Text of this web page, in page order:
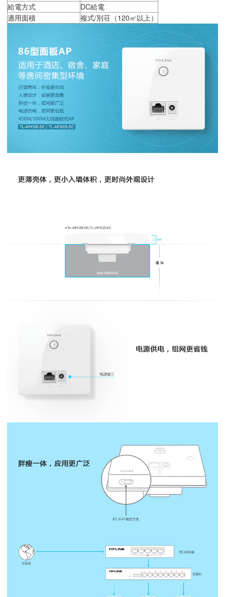
給電方式
DC給電
適用面積
複式/別荘（120㎡以上）